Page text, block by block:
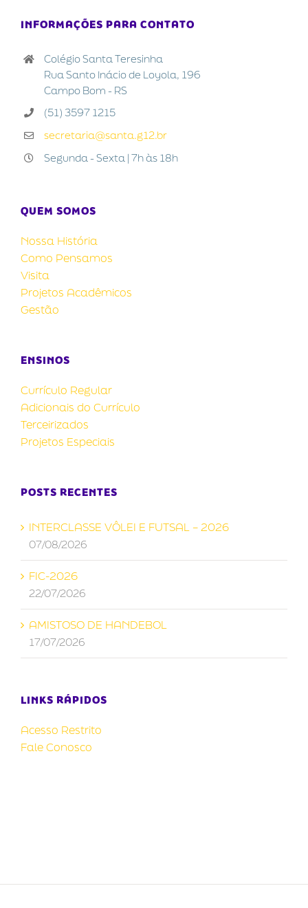
INFORMAÇÕES PARA CONTATO
Colégio Santa Teresinha
Rua Santo Inácio de Loyola, 196
Campo Bom - RS
(51) 3597 1215
secretaria@santa.g12.br
Segunda - Sexta | 7h às 18h
QUEM SOMOS
Nossa História
Como Pensamos
Visita
Projetos Acadêmicos
Gestão
ENSINOS
Currículo Regular
Adicionais do Currículo
Terceirizados
Projetos Especiais
POSTS RECENTES
INTERCLASSE VÔLEI E FUTSAL – 2026
07/08/2026
FIC-2026
22/07/2026
AMISTOSO DE HANDEBOL
17/07/2026
LINKS RÁPIDOS
Acesso Restrito
Fale Conosco